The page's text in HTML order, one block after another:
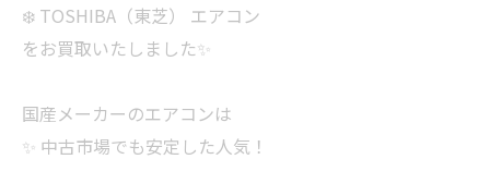
❄️ TOSHIBA（東芝） エアコン
をお買取いたしました✨
国産メーカーのエアコンは
✨ 中古市場でも安定した人気！